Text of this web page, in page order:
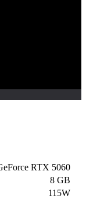
RTX 5060
8 GB
115W